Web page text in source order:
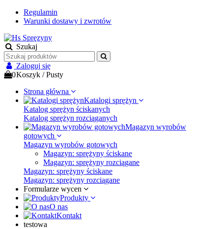
Regulamin
Warunki dostawy i zwrotów
Szukaj
Zaloguj się
0Koszyk /Pusty
Strona główna
Katalogi sprężyn
Katalog sprężyn ściskanych
Katalog sprężyn rozciąganych
Magazyn wyrobów
gotowych
Magazyn wyrobów gotowych
Magazyn: sprężyny ściskane
Magazyn: sprężyny rozciągane
Magazyn: sprężyny ściskane
Magazyn: sprężyny rozciągane
Formularze wycen
Produkty
O nas
Kontakt
testowa